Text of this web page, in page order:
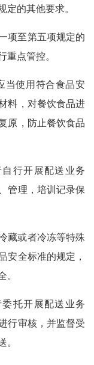
定的其他要求。
项至第五项规定的
重点管控。
当使用符合食品安
料，对餐饮食品进
原，防止餐饮食品
行开展配送业务
管理，培训记录保
藏或者冷冻等特殊
安全标准的规定，
。
托开展配送业务
行审核，并监督受
。